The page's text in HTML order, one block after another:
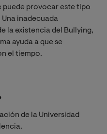
puede provocar este tipo
inadecuada
la existencia del Bullying,
ayuda a que se
el tiempo.
de la Universidad